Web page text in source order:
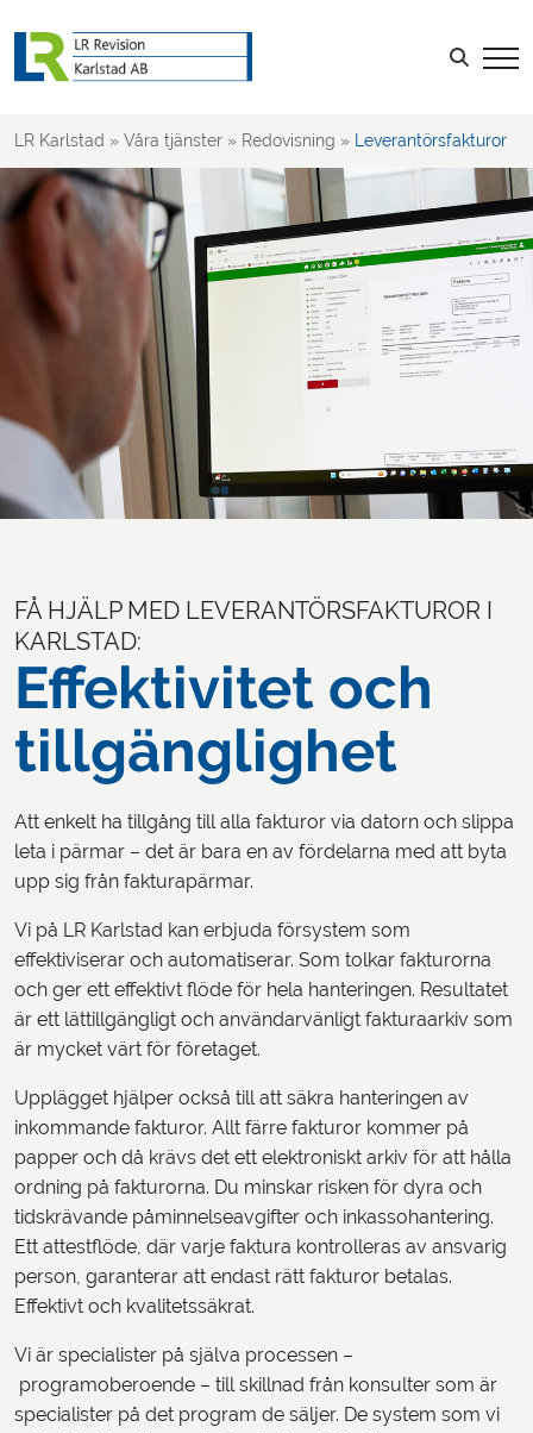
Leverantörsfakturor
Kundfakturor
Projektredovisning
Kalkyler & Budget
Rapportering & Uppföljning
Deklaration, Bokslut & Årsredovisning
Rådgivning kring redovisning
Revision
Sök efter:
LR Karlstad » Våra tjänster » Redovisning » Leverantörsfakturor
FÅ HJÄLP MED LEVERANTÖRSFAKTUROR I
KARLSTAD:
Effektivitet och
tillgänglighet
Att enkelt ha tillgång till alla fakturor via datorn och slippa
leta i pärmar – det är bara en av fördelarna med att byta
upp sig från fakturapärmar.
Vi på LR Karlstad kan erbjuda försystem som
effektiviserar och automatiserar. Som tolkar fakturorna
och ger ett effektivt flöde för hela hanteringen. Resultatet
är ett lättillgängligt och användarvänligt fakturaarkiv som
är mycket värt för företaget.
Upplägget hjälper också till att säkra hanteringen av
inkommande fakturor. Allt färre fakturor kommer på
papper och då krävs det ett elektroniskt arkiv för att hålla
ordning på fakturorna. Du minskar risken för dyra och
tidskrävande påminnelseavgifter och inkassohantering.
Ett attestflöde, där varje faktura kontrolleras av ansvarig
person, garanterar att endast rätt fakturor betalas.
Effektivt och kvalitetssäkrat.
Vi är specialister på själva processen –
programoberoende – till skillnad från konsulter som är
specialister på det program de säljer. De system som vi